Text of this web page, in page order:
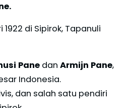
di Sipirok, Tapanuli
Pane dan Armijn Pane,
Indonesia.
dan salah satu pendiri